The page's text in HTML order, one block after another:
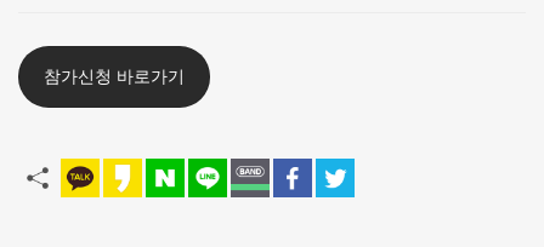
참가신청 바로가기